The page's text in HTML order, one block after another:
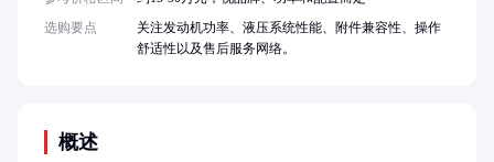
概述
选购要点
关注发动机功率、液压系统性能、附件兼容性、操作
舒适性以及售后服务网络。